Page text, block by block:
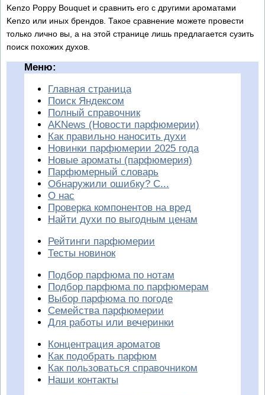
Kenzo Poppy Bouquet и сравнить его с другими ароматами
Kenzo или иных брендов. Такое сравнение можете провести
только лично вы, а на этой странице лишь предлагается сузить
поиск похожих духов.
Меню:
Главная страница
Поиск Яндексом
Полный справочник
AKNews (Новости парфюмерии)
Как правильно наносить духи
Новинки парфюмерии 2025 года
Новые ароматы (парфюмерия)
Парфюмерный словарь
Обнаружили ошибку? С...
О нас
Проверка компонентов на вред
Найти духи по выгодным ценам
Рейтинги парфюмерии
Тесты новинок
Подбор парфюма по нотам
Подбор парфюма по парфюмерам
Выбор парфюма по погоде
Семейства парфюмерии
Для работы или вечеринки
Концентрация ароматов
Как подобрать парфюм
Как пользоваться справочником
Наши контакты